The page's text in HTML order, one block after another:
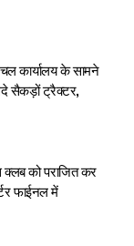
कार्यालय के सामने
सैकड़ों ट्रैक्टर,
को पराजित कर
फाईनल में